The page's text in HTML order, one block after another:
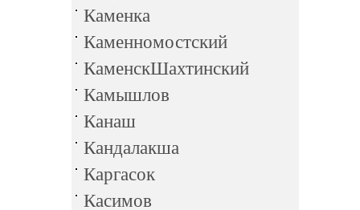
Каменка
Каменномостский
КаменскШахтинский
Камышлов
Канаш
Кандалакша
Каргасок
Касимов